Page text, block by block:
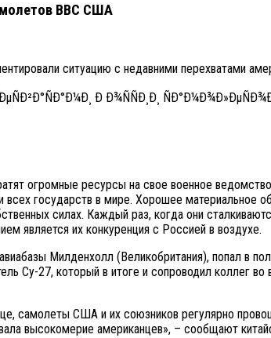
ВВС США
ситуацию с недавними перехватами
огромные ресурсы на свое военное
государств в мире. Хорошее материальное
силах. Каждый раз, когда они
является их конкуренция с Россией в воздухе.
Милденхолл (Великобритания), попал в
Су-27, который в итоге и сопроводил коллег
самолеты США и их союзников регулярно
высокомерие американцев», – сообщают